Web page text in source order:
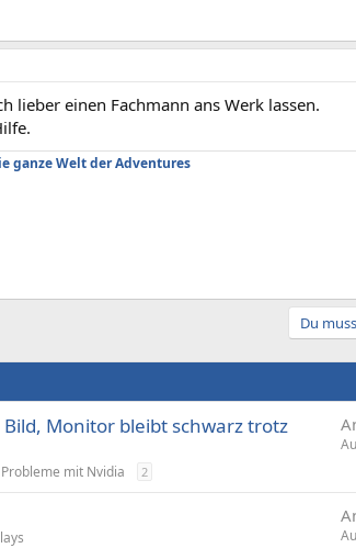
lieber einen Fachmann ans Werk lassen.
ganze Welt der Adventures
Du
Monitor bleibt schwarz trotz
mit Nvidia 2